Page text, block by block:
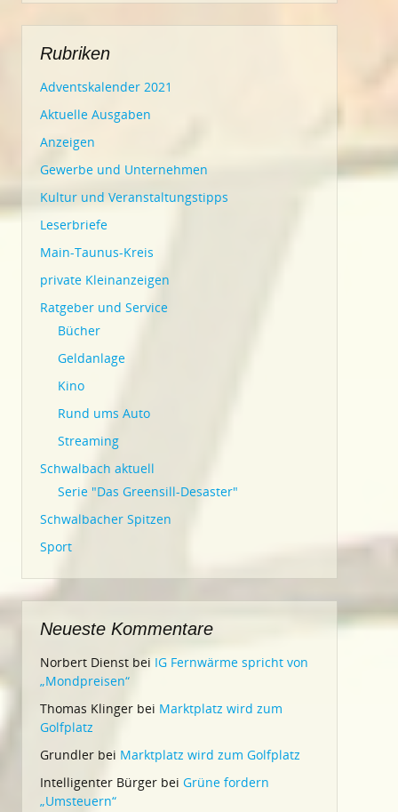
Rubriken
Adventskalender 2021
Aktuelle Ausgaben
Anzeigen
Gewerbe und Unternehmen
Kultur und Veranstaltungstipps
Leserbriefe
Main-Taunus-Kreis
private Kleinanzeigen
Ratgeber und Service
Bücher
Geldanlage
Kino
Rund ums Auto
Streaming
Schwalbach aktuell
Serie "Das Greensill-Desaster"
Schwalbacher Spitzen
Sport
Neueste Kommentare
Norbert Dienst bei IG Fernwärme spricht von
„Mondpreisen“
Thomas Klinger bei Marktplatz wird zum
Golfplatz
Grundler bei Marktplatz wird zum Golfplatz
Intelligenter Bürger bei Grüne fordern
„Umsteuern“